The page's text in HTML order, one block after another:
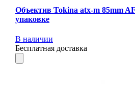
Объектив Tokina atx-m 85mm
упаковке
В наличии
Бесплатная доставка